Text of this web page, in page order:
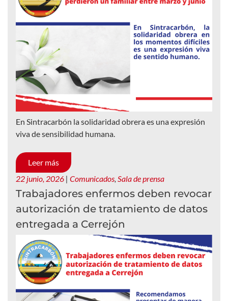
En Sintracarbón la solidaridad obrera es una expresión
viva de sensibilidad humana.
Leer más
22 junio, 2026 | Comunicados, Sala de prensa
Trabajadores enfermos deben revocar
autorización de tratamiento de datos
entregada a Cerrejón